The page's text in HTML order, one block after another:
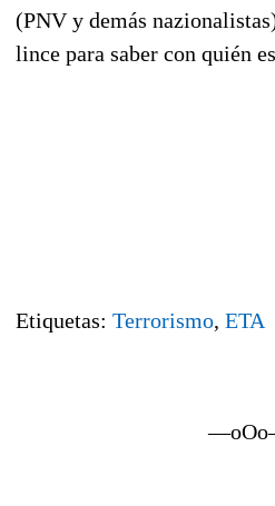
(PNV y demás
lince para saber con quién
Etiquetas: Terrorismo, ETA